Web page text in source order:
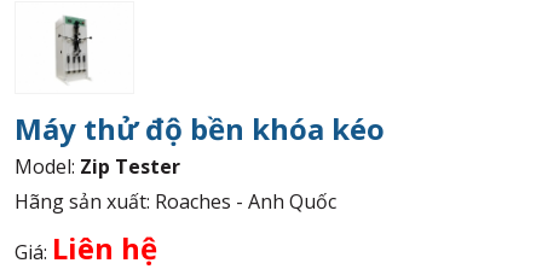
Máy thử độ bền khóa kéo
Model: Zip Tester
Hãng sản xuất: Roaches - Anh Quốc
Giá: Liên hệ